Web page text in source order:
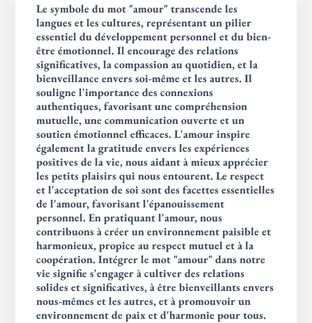
Le symbole du mot "amour" transcende les
langues et les cultures, représentant un pilier
essentiel du développement personnel et du bien-
être émotionnel. Il encourage des relations
significatives, la compassion au quotidien, et la
bienveillance envers soi-même et les autres. Il
souligne l'importance des connexions
authentiques, favorisant une compréhension
mutuelle, une communication ouverte et un
soutien émotionnel efficaces. L'amour inspire
également la gratitude envers les expériences
positives de la vie, nous aidant à mieux apprécier
les petits plaisirs qui nous entourent. Le respect
et l'acceptation de soi sont des facettes essentielles
de l'amour, favorisant l'épanouissement
personnel. En pratiquant l'amour, nous
contribuons à créer un environnement paisible et
harmonieux, propice au respect mutuel et à la
coopération. Intégrer le mot "amour" dans notre
vie signifie s'engager à cultiver des relations
solides et significatives, à être bienveillants envers
nous-mêmes et les autres, et à promouvoir un
environnement de paix et d'harmonie pour tous.